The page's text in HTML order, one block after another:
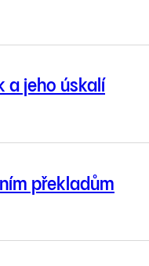
a jeho úskalí
překladům